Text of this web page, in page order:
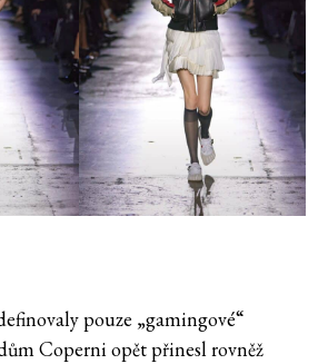
pouze „gamingové“
Coperni opět přinesl rovněž